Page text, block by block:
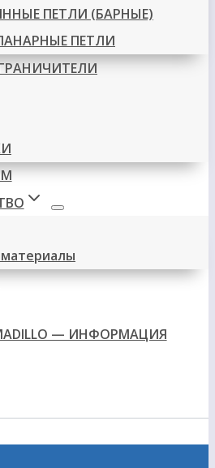
ПЕТЛИ (БАРНЫЕ)
ПЕТЛИ
— ИНФОРМАЦИЯ